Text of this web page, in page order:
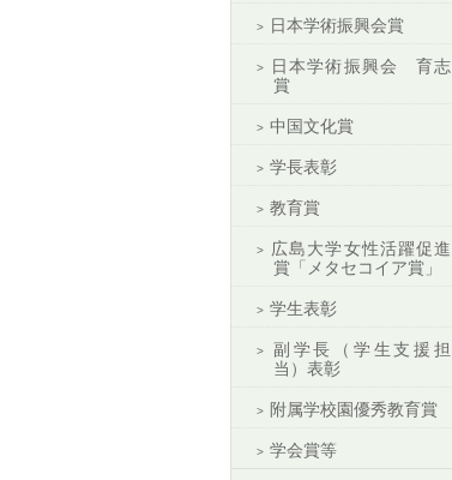
日本学術振興会賞
日本学術振興会 育志
賞
中国文化賞
学長表彰
教育賞
広島大学女性活躍促進
賞「メタセコイア賞」
学生表彰
副学長（学生支援担
当）表彰
附属学校園優秀教育賞
学会賞等